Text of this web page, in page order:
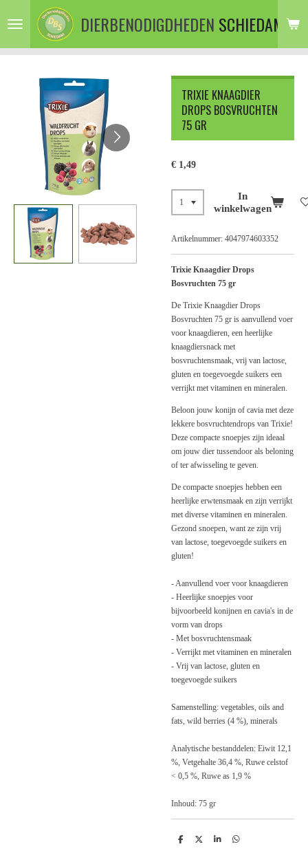
direct
de
DIERBENODIGDHEDEN SCHIEDAM
TRIXIE KNAAGDIER
DROPS BOSVRUCHTEN
75 GR
€ 1,49
In
winkelwagen
Artikelnummer: 4047974603352
Trixie Knaagdier Drops
Bosvruchten 75 gr
De Trixie Knaagdier Drops
Bosvruchten 75 gr is aanvullend voer
voor knaagdieren, een heerlijke
knaagdiersnack met
bosvruchtensmaak, vrij van lactose,
gluten en toegevoegde suikers een
verrijkt met vitaminen en mineralen.
Beloon jouw konijn of cavia met deze
lekkere bosvruchtendrops van Trixie!
Deze compacte snoepjes zijn ideaal
om jouw dier tussendoor als beloning
of ter afwisseling te geven.
De compacte snoepjes hebben een
heerlijke erwtensmaak en zijn verrijkt
met diverse vitaminen en mineralen.
Gezond snoepen, want ze zijn vrij
van lactose, toegevoegde suikers en
gluten!
- Aanvullend voer voor knaagdieren
- Heerlijke snoepjes voor
bijvoorbeeld konijnen en cavia's in de
vorm van drops
- Met bosvruchtensmaak
- Verrijkt met vitaminen en mineralen
- Vrij van lactose, gluten en
toegevoegde suikers
Samenstelling: vegetables, oils and
fats, wild berries (4 %), minerals
Analytische bestanddelen: Eiwit 12,1
%, Vetgehalte 36,4 %, Ruwe celstof
< 0,5 %, Ruwe as 1,9 %
Inhoud: 75 gr
D
D
S
D